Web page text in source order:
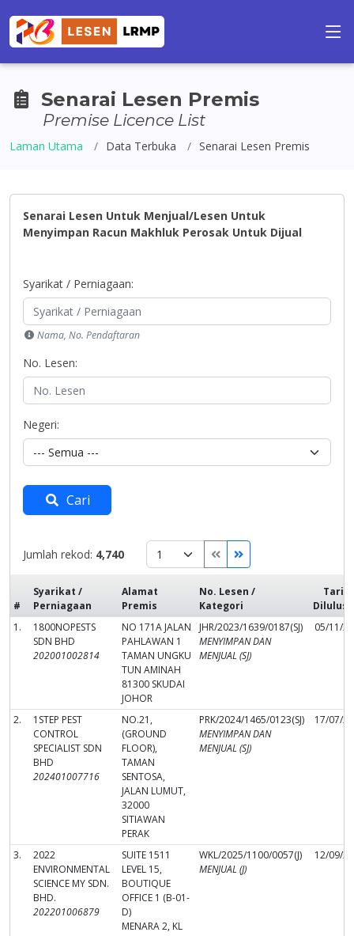
Senarai Lesen Premis
Premise Licence List
Laman Utama Data Terbuka Senarai Lesen Premis
Senarai Lesen Untuk Menjual/Lesen Untuk
Menyimpan Racun Makhluk Perosak Untuk Dijual
Syarikat / Perniagaan:
Nama, No. Pendaftaran
No. Lesen:
Negeri:
Cari
Jumlah rekod: 4,740
#
Syarikat /
Perniagaan
Alamat
Premis
No. Lesen /
Kategori
1.
1800NOPESTS
SDN BHD
202001002814
NO 171A JALAN
PAHLAWAN 1
TAMAN UNGKU
TUN AMINAH
81300 SKUDAI
JOHOR
JHR/2023/1639/0187(SJ)
MENYIMPAN DAN
MENJUAL (SJ)
05/11/
2.
1STEP PEST
CONTROL
SPECIALIST SDN
BHD
202401007716
NO.21,
(GROUND
FLOOR),
TAMAN
SENTOSA,
JALAN LUMUT,
32000
SITIAWAN
PERAK
PRK/2024/1465/0123(SJ)
MENYIMPAN DAN
MENJUAL (SJ)
17/07/
3.
2022
ENVIRONMENTAL
SCIENCE MY SDN.
BHD.
202201006879
SUITE 1511
LEVEL 15,
BOUTIQUE
OFFICE 1 (B-01-
D)
MENARA 2, KL
WKL/2025/1100/0057(J)
MENJUAL (J)
12/09/